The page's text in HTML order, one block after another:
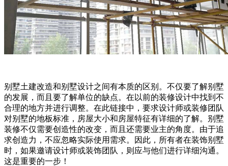
别墅土建改造和别墅设计之间有本质的区别。不仅要了解别墅
的发展，而且要了解单位的缺点。在以前的装修设计中找到不
合理的地方并进行调整。在此链接中，要求设计师或装修团队
对别墅的地板标准，房屋大小和房屋特征有详细的了解。别墅
装修不仅需要创造性的改变，而且还需要业主的角度。由于追
求创造力，不应忽略实际使用需求。因此，所有者在装饰别墅
时，如果邀请设计师或装饰团队，则应与他们进行详细沟通。
这是重要的一步！